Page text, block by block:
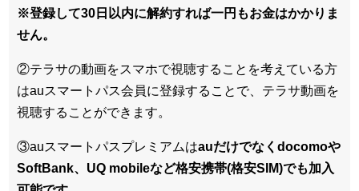
※登録して30日以内に解約すれば一円もお金はかかりま
せん。
②テラサの動画をスマホで視聴することを考えている方
はauスマートパス会員に登録することで、テラサ動画を
視聴することができます。
③auスマートパスプレミアムはauだけでなくdocomoや
SoftBank、UQ mobileなど格安携帯(格安SIM)でも加入